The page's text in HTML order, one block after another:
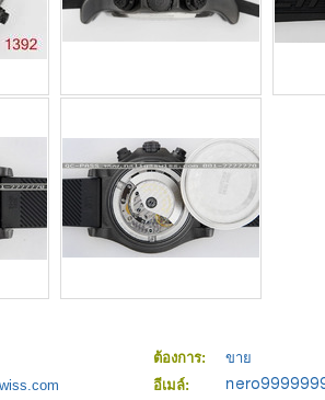
ต้องการ:
ขาย
อีเมล์: